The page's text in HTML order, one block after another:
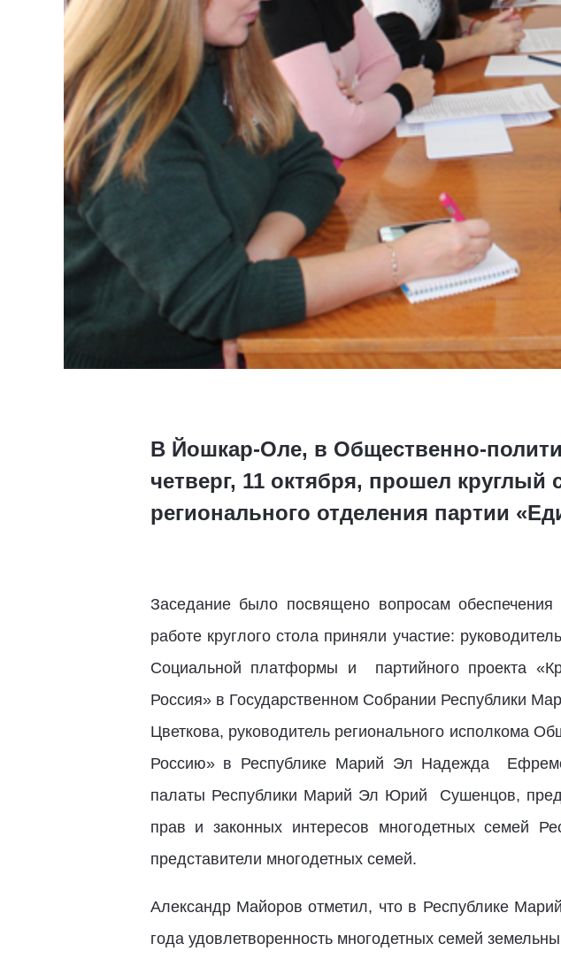
В Йошкар-Оле, в Общественно-
четверг, 11 октября, прошел
регионального отделения партии
Заседание было посвящено вопросам
работе круглого стола приняли участие:
Социальной платформы и партийного проекта
Россия» в Государственном Собрании Республики
Цветкова, руководитель регионального исполкома
Россию» в Республике Марий Эл Надежда
палаты Республики Марий Эл Юрий Сушенцов,
прав и законных интересов многодетных семей
представители многодетных семей.
Александр Майоров отметил, что в Республике
года удовлетворенность многодетных семей